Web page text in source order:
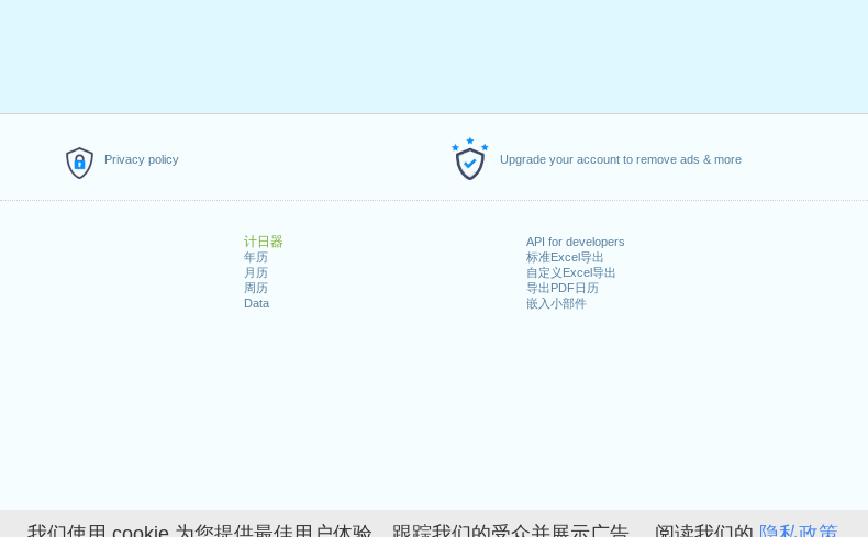
Privacy policy Upgrade your account to remove ads & more
计日器
年历
月历
周历
Data
API for developers
标准Excel导出
自定义Excel导出
导出PDF日历
嵌入小部件